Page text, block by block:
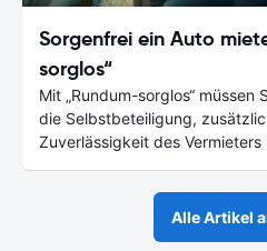
Sorgenfrei ein Auto
sorglos“
Mit „Rundum-sorglos“ müssen
die Selbstbeteiligung,
Zuverlässigkeit des Vermieters
Alle Artikel